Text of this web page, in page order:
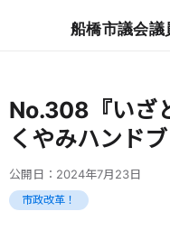
船橋市議会議
No.308『いざ
くやみハンドブ
公開日： 2024年7月23日
市政改革！